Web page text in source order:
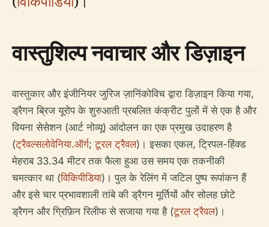
वास्तुशिल्प नवाचार और डिज़ाइन
वास्तुकार और इंजीनियर जुरिज ज़ानिंकोविच द्वारा डिज़ाइन किया गया,
ड्रैगन ब्रिज यूरोप के शुरुआती प्रबलित कंक्रीट पुलों में से एक है और
वियना सेसेशन (आर्ट नोव्यू) आंदोलन का एक प्रमुख उदाहरण है
(ट्रैवल्सलोवेनिया.ऑर्ग;टूरल ट्रैवल)। इसका एकल, ट्रिपल-हिंक्ड
मेहराब 33.34 मीटर तक फैला हुआ उस समय एक तकनीकी
चमत्कार था (विकिपीडिया)। पुल के रेलिंग में जटिल पुष्प रूपांकन हैं
और इसे चार प्रभावशाली तांबे की ड्रैगन मूर्तियों और सोलह छोटे
ड्रैगन और ग्रिफ़िन रिलीफ से सजाया गया है (टूरल ट्रैवल)।